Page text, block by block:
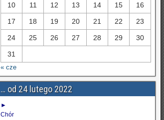
10 11 12 13 14 15 16
17 18 19 20 21 22 23
24 25 26 27 28 29 30
31
« cze
… od 24 lutego 2022
►
Chór